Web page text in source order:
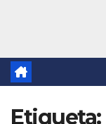
Etiqueta: